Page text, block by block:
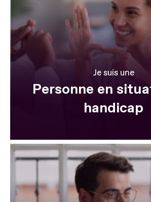
Je suis une
Personne en
handicap